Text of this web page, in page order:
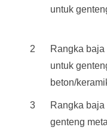
untuk
2
Rangka
untuk
beton/
3
Rangka
genteng